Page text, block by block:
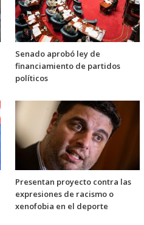
Senado aprobó ley de
financiamiento de partidos
políticos
Presentan proyecto contra las
expresiones de racismo o
xenofobia en el deporte